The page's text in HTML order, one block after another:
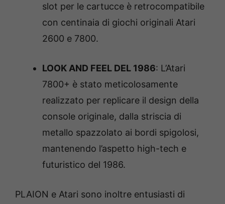
slot per le cartucce è retrocompatibile
con centinaia di giochi originali Atari
2600 e 7800.
LOOK AND FEEL DEL 1986: L’Atari
7800+ è stato meticolosamente
realizzato per replicare il design della
console originale, dalla striscia di
metallo spazzolato ai bordi spigolosi,
mantenendo l’aspetto high-tech e
futuristico del 1986.
PLAION e Atari sono inoltre entusiasti di